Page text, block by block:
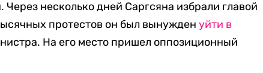
несколько дней Саргсяна избрали главой
протестов он был вынужденуйти в
На его место пришел оппозиционный